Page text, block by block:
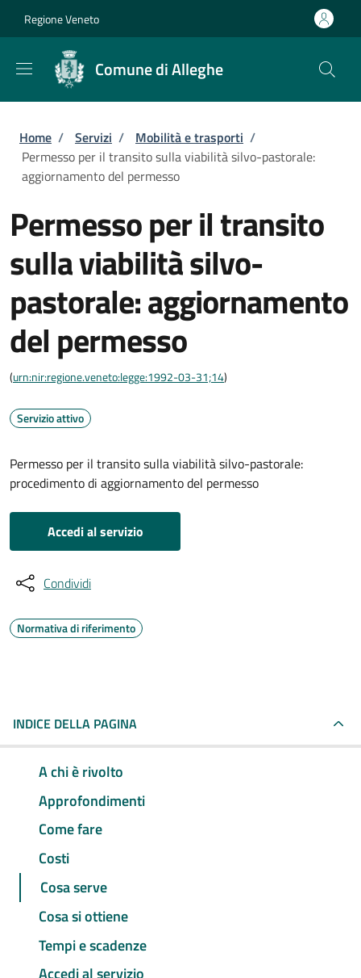
Regione Veneto
Comune di Alleghe
Briciole di pane
Home / Servizi / Mobilità e trasporti /
Permesso per il transito sulla viabilità silvo-pastorale:
aggiornamento del permesso
Permesso per il transito
sulla viabilità silvo-
pastorale: aggiornamento
del permesso
(urn:nir:regione.veneto:legge:1992-03-31;14)
Servizio attivo
Permesso per il transito sulla viabilità silvo-pastorale:
procedimento di aggiornamento del permesso
Accedi al servizio
Condividi
Normativa di riferimento
INDICE DELLA PAGINA
A chi è rivolto
Approfondimenti
Come fare
Costi
Cosa serve
Cosa si ottiene
Tempi e scadenze